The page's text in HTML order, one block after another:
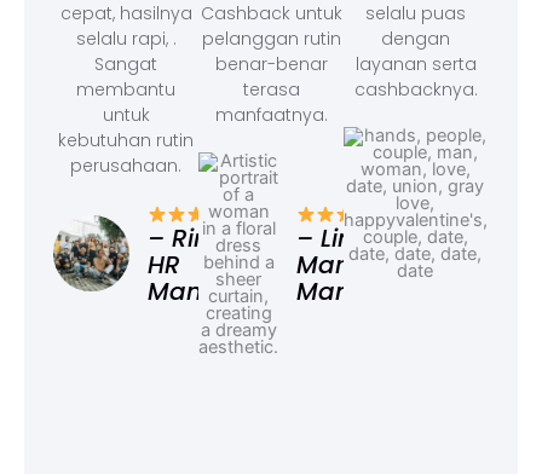
cepat, hasilnya
selalu rapi, .
Sangat
membantu
untuk
kebutuhan rutin
perusahaan.
– Rina,
HR
Manager
Cashback untuk
pelanggan rutin
benar-benar
terasa
manfaatnya.
– Linda,
Marketing
Manager
selalu puas
dengan
layanan serta
cashbacknya.